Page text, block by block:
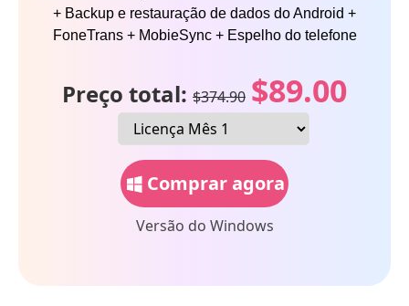
+ Backup e restauração de dados do Android +
FoneTrans + MobieSync + Espelho do telefone
Preço total: $374.90 $89.00
Comprar agora
Versão do Windows